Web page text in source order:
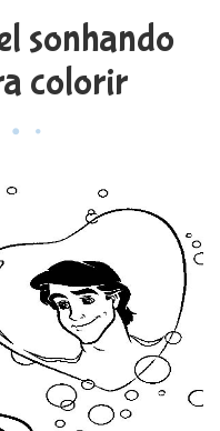
sonhando
colorir